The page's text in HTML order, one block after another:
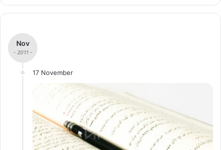
Nov
- 2011 -
17 November